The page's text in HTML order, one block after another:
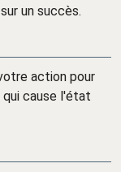
un succès.
action pour
cause l'état